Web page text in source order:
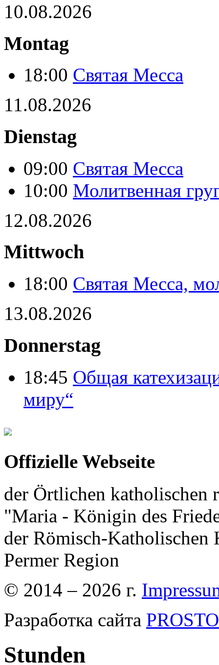
10.08.2026
Montag
18:00 Святая Месса
11.08.2026
Dienstag
09:00 Святая Месса
10:00 Молитвенная
12.08.2026
Mittwoch
18:00 Святая Месса,
13.08.2026
Donnerstag
18:45 Общая
миру“
Offizielle Webseite
der Örtlichen katholischen
"Maria - Königin des
der Römisch-Katholischen
Permer Region
© 2014 – 2026 г.
Разработка сайта
Stunden